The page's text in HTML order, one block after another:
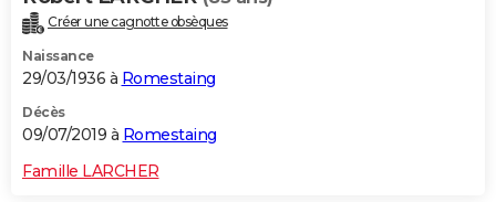
Créer une cagnotte obsèques
Naissance
29/03/1936 à Romestaing
Décès
09/07/2019 à Romestaing
Famille LARCHER